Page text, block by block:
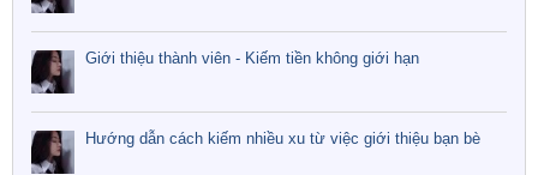
Giới thiệu thành viên - Kiếm tiền không giới hạn
Hướng dẫn cách kiếm nhiều xu từ việc giới thiệu bạn bè